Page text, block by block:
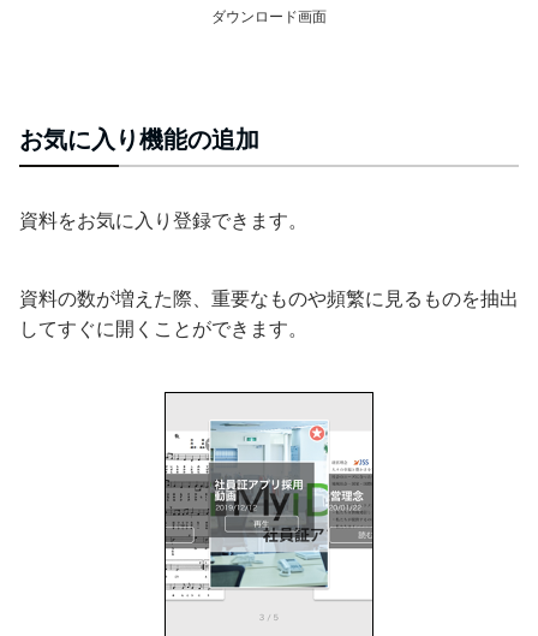
ダウンロード画面
お気に入り機能の追加
資料をお気に入り登録できます。
資料の数が増えた際、重要なものや頻繁に見るものを抽出
してすぐに開くことができます。